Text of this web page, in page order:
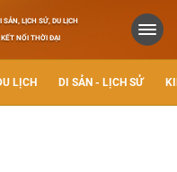
SẢN, LỊCH SỬ, DU LỊCH
NỐI THỜI ĐẠI
LỊCH DI SẢN - LỊCH SỬ